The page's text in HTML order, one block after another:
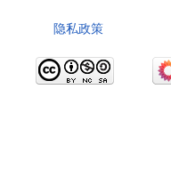
隐私政策